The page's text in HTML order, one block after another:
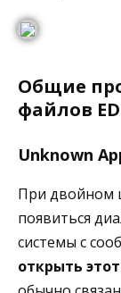
Общие
файлов
Unknown
При двойном
появиться
системы с
открыть